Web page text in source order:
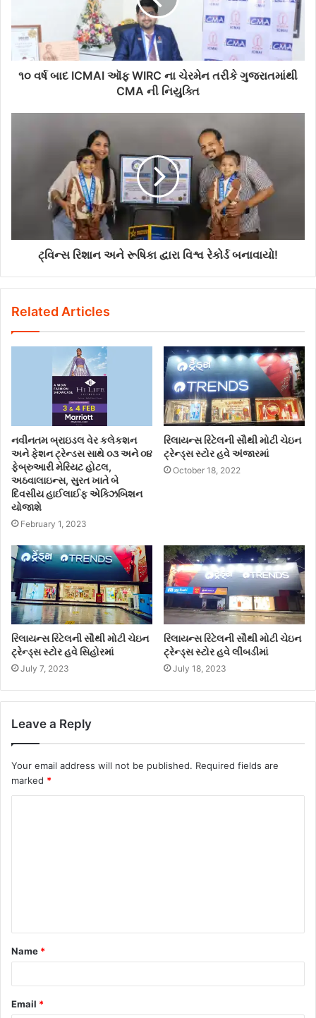
૧૦ વર્ષ બાદ ICMAI ઑફ WIRC ના ચેરમેન તરીકે ગુજરાતમાંથી
CMA ની નિયુક્તિ
ટ્વિન્સ રિશાન અને રૂષિકા દ્વારા વિશ્વ રેકોર્ડ બનાવાયો!
Related Articles
નવીનતમ બ્રાઇડલ વેર કલેકશન
અને ફેશન ટ્રેન્ડસ સાથે ૦૩ અને ૦૪
ફેબ્રુઆરી મેરિયટ હોટલ,
અઠવાલાઇન્સ, સુરત ખાતે બે
દિવસીય હાઈલાઈફ એક્ઝિબિશન
યોજાશે
February 1, 2023
રિલાયન્સ રિટેલની સૌથી મોટી ચેઇન
ટ્રેન્ડ્સ સ્ટોર હવે અંજારમાં
October 18, 2022
રિલાયન્સ રિટેલની સૌથી મોટી ચેઇન
ટ્રેન્ડ્સ સ્ટોર હવે સિહોરમાં
July 7, 2023
રિલાયન્સ રિટેલની સૌથી મોટી ચેઇન
ટ્રેન્ડ્સ સ્ટોર હવે લીંબડીમાં
July 18, 2023
Leave a Reply
Your email address will not be published. Required fields are
marked *
Name *
Email *